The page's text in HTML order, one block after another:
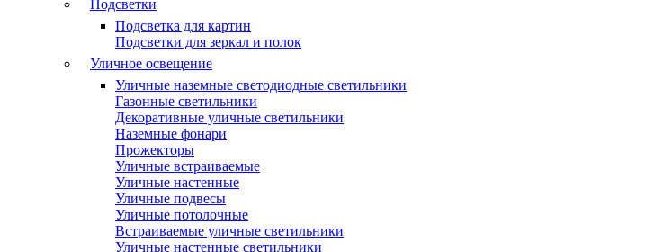
Подсветки
Подсветка для картин
Подсветки для зеркал и полок
Уличное освещение
Уличные наземные светодиодные светильники
Газонные светильники
Декоративные уличные светильники
Наземные фонари
Прожекторы
Уличные встраиваемые
Уличные настенные
Уличные подвесы
Уличные потолочные
Встраиваемые уличные светильники
Уличные настенные светильники